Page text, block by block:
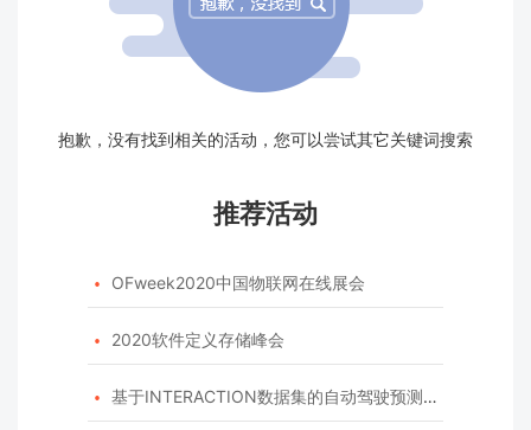
抱歉，没有找到相关的活动，您可以尝试其它关键词搜索
推荐活动
 OFweek2020中国物联网在线展会
 2020软件定义存储峰会
 基于INTERACTION数据集的自动驾驶预测模型挑战赛